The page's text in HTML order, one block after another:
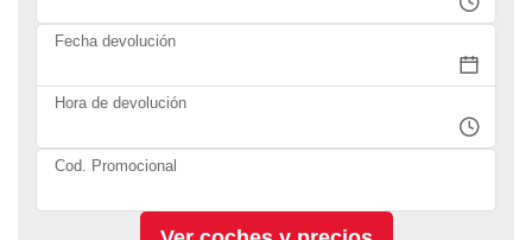
Fecha devolución
Hora de devolución
Cod. Promocional